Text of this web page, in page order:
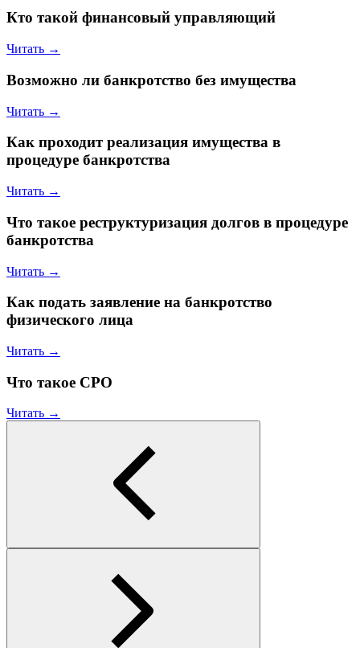
Кто такой финансовый управляющий
Читать →
Возможно ли банкротство без имущества
Читать →
Как проходит реализация имущества в
процедуре банкротства
Читать →
Что такое реструктуризация долгов в процедуре
банкротства
Читать →
Как подать заявление на банкротство
физического лица
Читать →
Что такое СРО
Читать →